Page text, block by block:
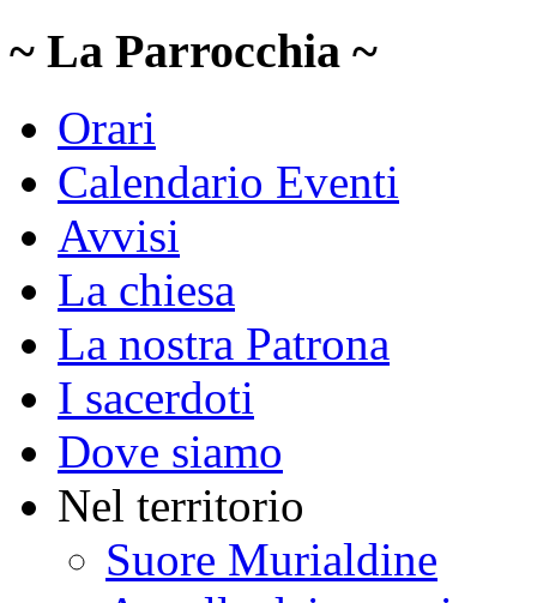
~ La Parrocchia ~
Orari
Calendario Eventi
Avvisi
La chiesa
La nostra Patrona
I sacerdoti
Dove siamo
Nel territorio
Suore Murialdine